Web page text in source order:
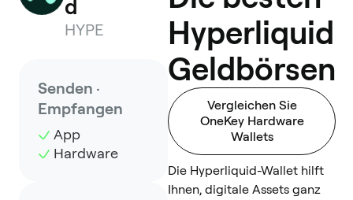
d
HYPE
Senden ·
Empfangen
App
Hardware
Hyperliquid
Geldbörsen
Vergleichen Sie
OneKey Hardware
Wallets
Die Hyperliquid-Wallet hilft
Ihnen, digitale Assets ganz